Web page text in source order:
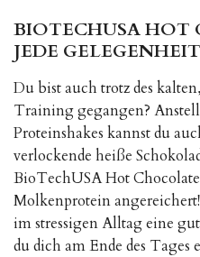
BIOTECHUSA HOT
JEDE GELEGENHEIT
Du bist auch trotz des
Training gegangen?
Proteinshakes kannst du
verlockende heiße
BioTechUSA Hot
Molkenprotein
im stressigen Alltag eine
du dich am Ende des